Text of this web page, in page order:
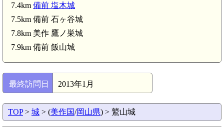
7.4km 備前 塩木城
7.5km 備前 石ヶ谷城
7.8km 美作 鷹ノ巣城
7.9km 備前 飯山城
最終訪問日 2013年1月
TOP> 城 > (美作国/岡山県) > 鷲山城